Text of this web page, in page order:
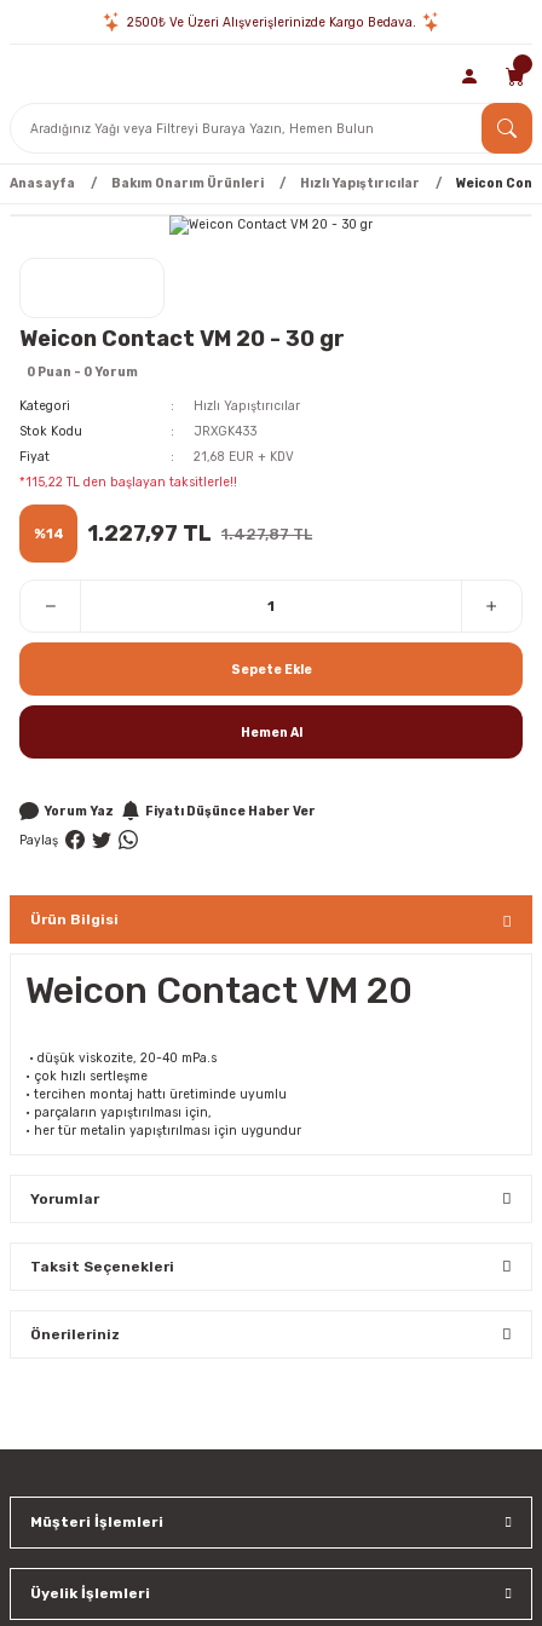
2500₺ Ve Üzeri Alışverişlerinizde Kargo Bedava.
Anasayfa Bakım Onarım Ürünleri Hızlı Yapıştırıcılar Weicon
Weicon Contact VM 20 - 30 gr
0 Puan - 0 Yorum
Kategori
Hızlı Yapıştırıcılar
Stok Kodu
JRXGK433
Fiyat
21,68 EUR + KDV
*115,22 TL den başlayan taksitlerle!!
%14 1.227,97 TL 1.427,87 TL
Sepete Ekle
Hemen Al
Yorum Yaz
Fiyatı Düşünce Haber Ver
Paylaş
Ürün Bilgisi
Weicon Contact VM 20
• düşük viskozite, 20-40 mPa.s
• çok hızlı sertleşme
• tercihen montaj hattı üretiminde uyumlu
• parçaların yapıştırılması için,
• her tür metalin yapıştırılması için uygundur
Yorumlar
Taksit Seçenekleri
Önerileriniz
Ürün resmi kalitesiz, bozuk veya görüntülenemiyor.
Ürün bilgilerinde hatalar bulunuyor.
Müşteri İşlemleri
Üyelik İşlemleri